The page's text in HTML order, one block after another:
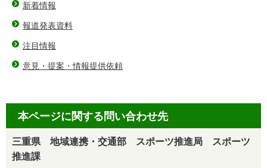
新着情報
報道発表資料
注目情報
意見・提案・情報提供依頼
本ページに関する問い合わせ先
三重県 地域連携・交通部 スポーツ推進局 スポーツ
推進課